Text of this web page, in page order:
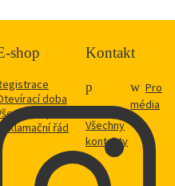
shop
doba
o nákupu
řád
Kontakt
Všechny
kontakty
Pro
média